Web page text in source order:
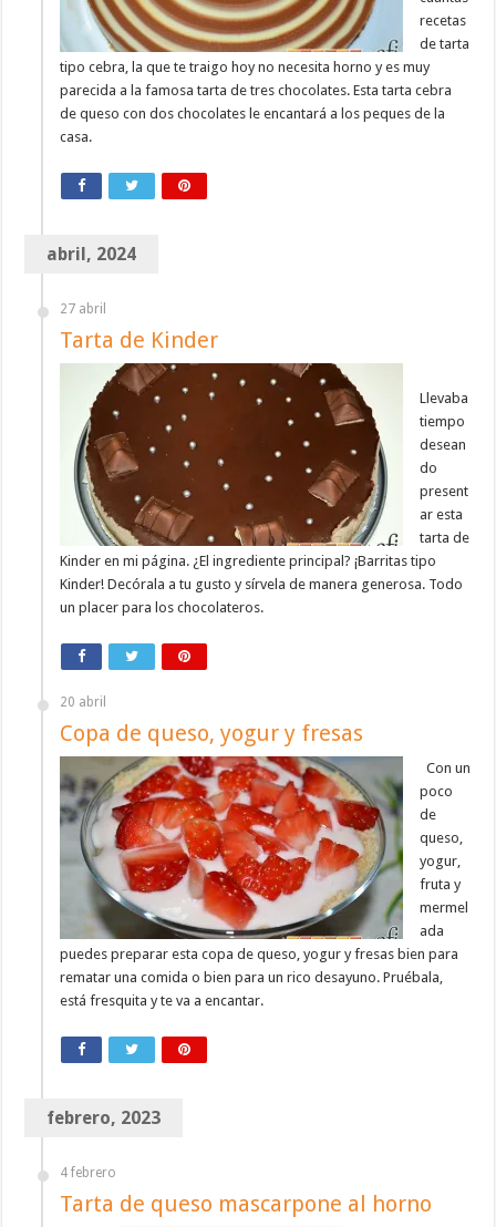
recetas
de tarta
tipo cebra, la que te traigo hoy no necesita horno y es muy
parecida a la famosa tarta de tres chocolates. Esta tarta cebra
de queso con dos chocolates le encantará a los peques de la
casa.
abril, 2024
27 abril
Tarta de Kinder
Llevaba
tiempo
desean
do
present
ar esta
tarta de
Kinder en mi página. ¿El ingrediente principal? ¡Barritas tipo
Kinder! Decórala a tu gusto y sírvela de manera generosa. Todo
un placer para los chocolateros.
20 abril
Copa de queso, yogur y fresas
Con un
poco
de
queso,
yogur,
fruta y
mermel
ada
puedes preparar esta copa de queso, yogur y fresas bien para
rematar una comida o bien para un rico desayuno. Pruébala,
está fresquita y te va a encantar.
febrero, 2023
4 febrero
Tarta de queso mascarpone al horno